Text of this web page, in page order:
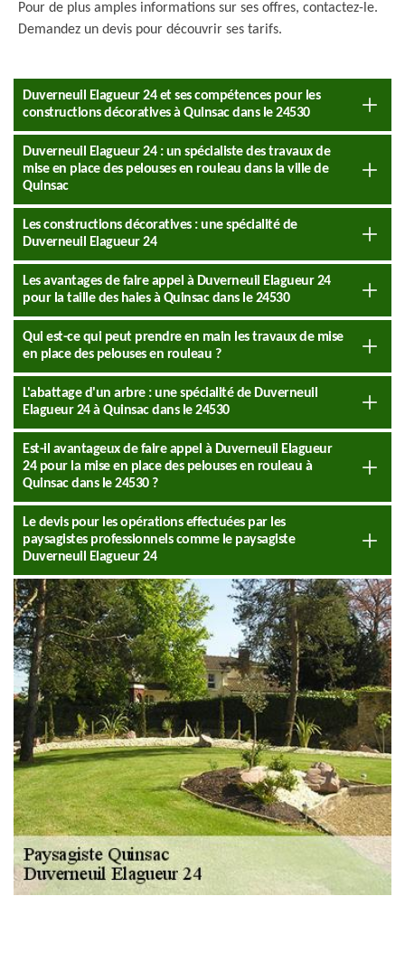
Pour de plus amples informations sur ses offres, contactez-le.
Demandez un devis pour découvrir ses tarifs.
Duverneuil Elagueur 24 et ses compétences pour les
constructions décoratives à Quinsac dans le 24530
Duverneuil Elagueur 24 : un spécialiste des travaux de
mise en place des pelouses en rouleau dans la ville de
Quinsac
Les constructions décoratives : une spécialité de
Duverneuil Elagueur 24
Les avantages de faire appel à Duverneuil Elagueur 24
pour la taille des haies à Quinsac dans le 24530
Qui est-ce qui peut prendre en main les travaux de mise
en place des pelouses en rouleau ?
L'abattage d'un arbre : une spécialité de Duverneuil
Elagueur 24 à Quinsac dans le 24530
Est-il avantageux de faire appel à Duverneuil Elagueur
24 pour la mise en place des pelouses en rouleau à
Quinsac dans le 24530 ?
Le devis pour les opérations effectuées par les
paysagistes professionnels comme le paysagiste
Duverneuil Elagueur 24